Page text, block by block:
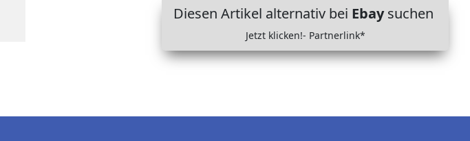
Diesen Artikel alternativ bei Ebaysuchen
Jetzt klicken!- Partnerlink*